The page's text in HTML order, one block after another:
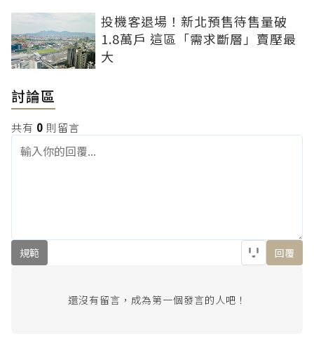
投機客退場！新北預售待售量破
1.8萬戶 這區「需求斷層」賣壓最
大
討論區
共有 0 則留言
規範 回覆
還沒有留言，成為第一個發言的人吧！